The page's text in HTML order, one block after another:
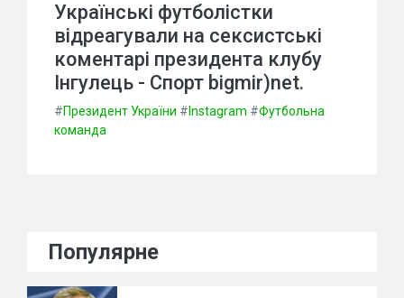
Українські футболістки
відреагували на сексистські
коментарі президента клубу
Інгулець - Спорт bigmir)net.
#Президент України # Instagram #Футбольна
команда
Популярне